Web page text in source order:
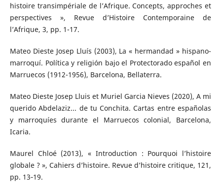
histoire transimpériale de l’Afrique. Concepts, approches et
perspectives », Revue d’Histoire Contemporaine de
l’Afrique, 3, pp. 1-17.
Mateo Dieste Josep Lluís (2003), La « hermandad » hispano-
marroquí. Política y religión bajo el Protectorado español en
Marruecos (1912-1956), Barcelona, Bellaterra.
Mateo Dieste Josep Lluis et Muriel Garcia Nieves (2020), A mi
querido Abdelaziz... de tu Conchita. Cartas entre españolas
y marroquíes durante el Marruecos colonial, Barcelona,
Icaria.
Maurel Chloé (2013), « Introduction : Pourquoi l’histoire
globale ? », Cahiers d’histoire. Revue d’histoire critique, 121,
pp. 13‑19.